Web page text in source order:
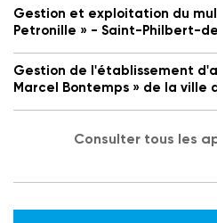
Gestion et exploitation du
Petronille » - Saint-Philbert-
Gestion de l'établissement
Marcel Bontemps » de la ville
Consulter tous les